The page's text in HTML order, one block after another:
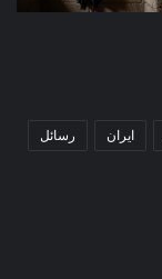
ايران رسائل